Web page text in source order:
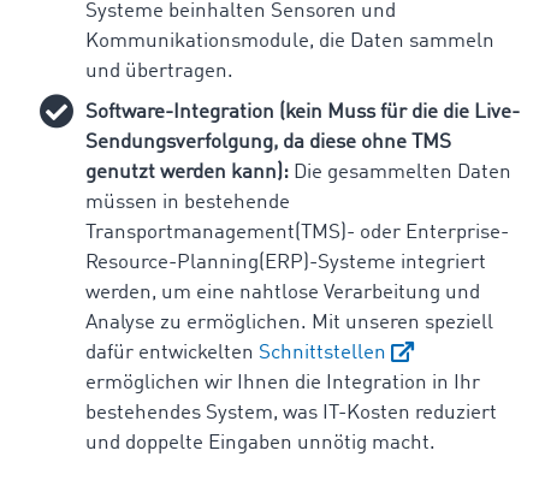
Systeme beinhalten Sensoren und
Kommunikationsmodule, die Daten sammeln
und übertragen.
Software-Integration (kein Muss für die die Live-
Sendungsverfolgung, da diese ohne TMS
genutzt werden kann): Die gesammelten Daten
müssen in bestehende
Transportmanagement(TMS)- oder Enterprise-
Resource-Planning(ERP)-Systeme integriert
werden, um eine nahtlose Verarbeitung und
Analyse zu ermöglichen. Mit unseren speziell
dafür entwickelten Schnittstellen
ermöglichen wir Ihnen die Integration in Ihr
bestehendes System, was IT-Kosten reduziert
und doppelte Eingaben unnötig macht.